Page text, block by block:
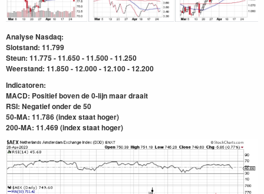
Analyse Nasdaq:
Slotstand: 11.799
Steun: 11.775 - 11.650 - 11.500 - 11.250
Weerstand: 11.850 - 12.000 - 12.100 - 12.200
Indicatoren:
MACD: Positief boven de 0-lijn maar draait
RSI: Negatief onderde 50
50-MA: 11.786 (index staat hoger)
200-MA: 11.469(index staat hoger)